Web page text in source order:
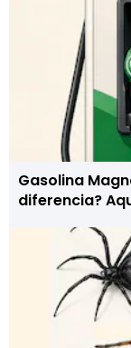
Gasolina
diferencia?